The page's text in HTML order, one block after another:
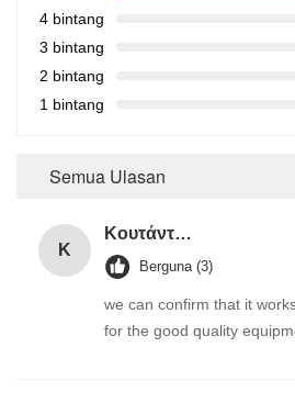
4 bintang
3 bintang
2 bintang
1 bintang
Semua Ulasan
Κ
Κουτάντος Γρηγόριος
Berguna (3)
we can confirm that it
for the good quality